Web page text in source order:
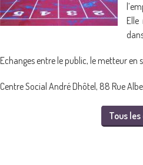
Echanges entre le public, le metteur en
Centre Social André Dhôtel, 88 Rue
Tous